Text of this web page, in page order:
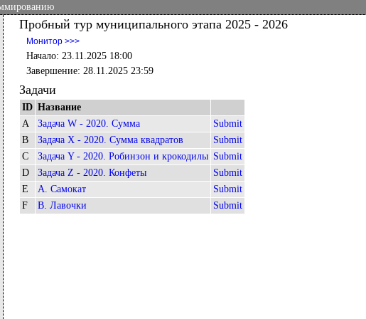
Пробный тур муниципального этапа 2025 - 2026
Монитор >>>
Начало: 23.11.2025 18:00
Завершение: 28.11.2025 23:59
Задачи
ID Название
A
Задача W - 2020. Сумма
Submit
B
Задача X - 2020. Сумма квадратов
Submit
C
Задача Y - 2020. Робинзон и крокодилы Submit
D
Задача Z - 2020. Конфеты
Submit
E
A. Самокат
Submit
F
B. Лавочки Submit